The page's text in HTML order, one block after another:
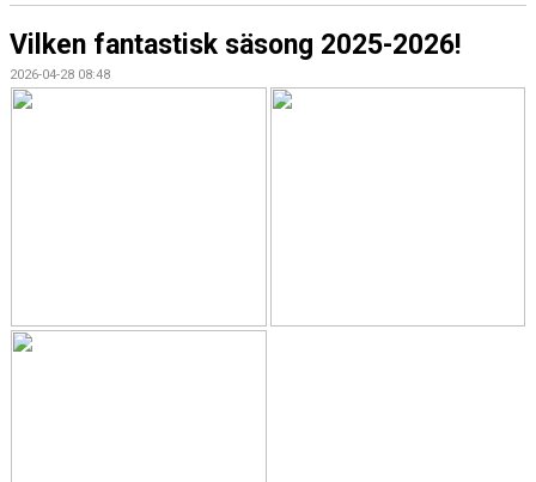
Vilken fantastisk säsong 2025-2026!
2026-04-28 08:48